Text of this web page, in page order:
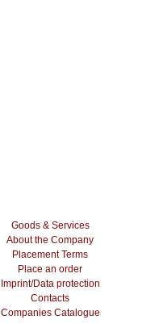
Goods & Services
About the Company
Placement Terms
Place an order
Imprint/Data protection
Contacts
Companies Catalogue